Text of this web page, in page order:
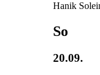
Hanik
So
20.09.